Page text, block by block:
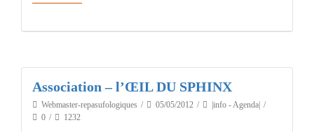
Association – l’ŒIL DU SPHINX
Webmaster-repasufologiques 05/05/2012
|info - Agenda|
0
1232